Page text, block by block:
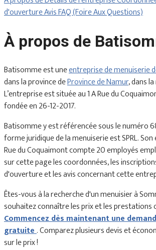
d'ouvertureAvisFAQ (Foire Aux Questions)
À propos de
Batisomme est uneentreprise de menuiserie
dans la province deProvince de Namur, dans
L’entreprise est située au 1 A Rue du
fondée en 26-12-2017.
Batisomme y est référencée sous le numéro
forme juridique de la menuiserie est SPRL.
Rue du Coquaimont compte 20 employés
sur cette page les coordonnées, les
d'ouverture et les avis concernant cette
Êtes-vous à la recherche d'un menuisier à
souhaitez connaître les prix et les prestations
Commencez dès maintenant une
gratuite. Comparez plusieurs devis et
sur le prix !